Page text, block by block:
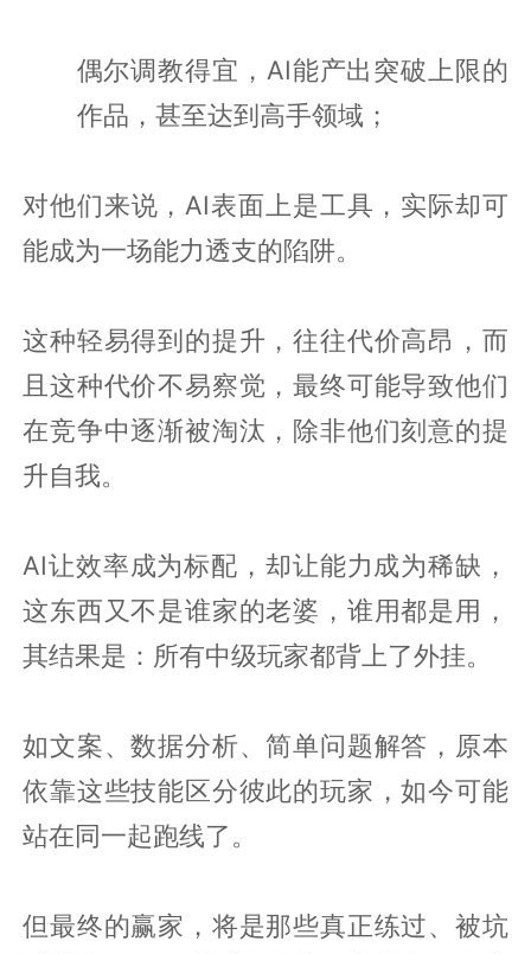
偶尔调教得宜，AI能产出突破上限的
作品，甚至达到高手领域；
对他们来说，AI表面上是工具，实际却可
能成为一场能力透支的陷阱。
这种轻易得到的提升，往往代价高昂，而
且这种代价不易察觉，最终可能导致他们
在竞争中逐渐被淘汰，除非他们刻意的提
升自我。
AI让效率成为标配，却让能力成为稀缺，
这东西又不是谁家的老婆，谁用都是用，
其结果是：所有中级玩家都背上了外挂。
如文案、数据分析、简单问题解答，原本
依靠这些技能区分彼此的玩家，如今可能
站在同一起跑线了。
但最终的赢家，将是那些真正练过、被坑